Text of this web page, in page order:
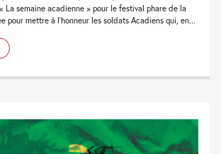
La semaine acadienne » pour le festival phare de la
pour mettre à l’honneur les soldats Acadiens qui, en...